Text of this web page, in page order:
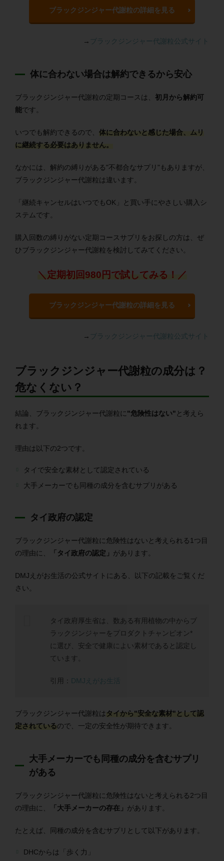
ブラックジンジャー代謝粒の詳細を見る
→ ブラックジンジャー代謝粒公式サイト
体に合わない場合は解約できるから安心
ブラックジンジャー代謝粒の定期コースは、 初月から解約可
能です。
いつでも解約できるので、 体に合わないと感じた場合、ムリ
に継続する必要はありません。
なかには、解約の縛りがある"不都合なサプリ"もありますが、
ブラックジンジャー代謝粒は違います。
「継続キャンセルはいつでもOK」と買い手にやさしい購入シ
ステムです。
購入回数の縛りがない定期コースサプリをお探しの方は、ぜ
ひブラックジンジャー代謝粒を検討してみてください。
＼定期初回980円で試してみる！／
ブラックジンジャー代謝粒の詳細を見る
→ ブラックジンジャー代謝粒公式サイト
ブラックジンジャー代謝粒の成分は？
危なくない？
結論、ブラックジンジャー代謝粒に"危険性はない" と考えら
れます。
理由は以下の2つです。
タイで安全な素材として認定されている
大手メーカーでも同種の成分を含むサプリがある
タイ政府の認定
ブラックジンジャー代謝粒に危険性はないと考えられる1つ目
の理由に、
「タイ政府の認定」 があります。
DMJえがお生活の公式サイトにある、以下の記載をご覧くだ
さい。
タイ政府厚生省は、数ある有用植物の中からブ
ラックジンジャーをプロダクトチャンピオン*
に選び、安全で健康によい素材であると認定し
ています。
引用： DMJえがお生活
ブラックジンジャー代謝粒は タイから"安全な素材"として認
定されているので、一定の安全性が期待できます。
大手メーカーでも同種の成分を含むサプリ
がある
ブラックジンジャー代謝粒に危険性はないと考えられる2つ目
の理由に、
「大手メーカーの存在」 があります。
たとえば、同種の成分を含むサプリとして以下があります。
DHCからは「歩く力」